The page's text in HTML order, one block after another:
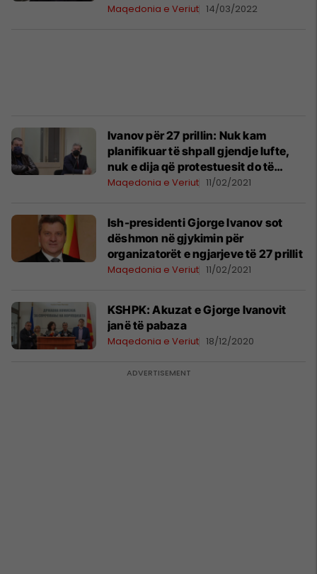
Maqedonia e Veriut 14/03/2022
Ivanov për 27 prillin: Nuk kam
planifikuar të shpall gjendje lufte,
nuk e dija që protestuesit do të
futeshin në Kuvend
Maqedonia e Veriut 11/02/2021
Ish-presidenti Gjorge Ivanov sot
dëshmon në gjykimin për
organizatorët e ngjarjeve të 27 prillit
Maqedonia e Veriut 11/02/2021
KSHPK: Akuzat e Gjorge Ivanovit
janë të pabaza
Maqedonia e Veriut 18/12/2020